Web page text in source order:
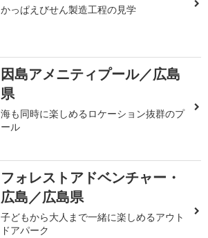
かっぱえびせん製造工程の見学
因島アメニティプール／広島
県
海も同時に楽しめるロケーション抜群のプ
ール
フォレストアドベンチャー・
広島／広島県
子どもから大人まで一緒に楽しめるアウト
ドアパーク